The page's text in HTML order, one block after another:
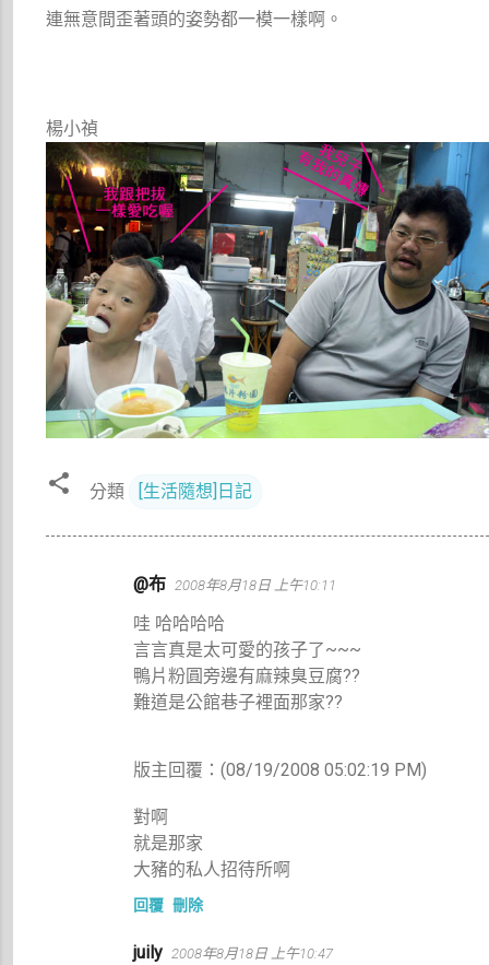
連無意間歪著頭的姿勢都一模一樣啊。
楊小禎
分類 [生活隨想]日記
@布 2008年8月18日 上午10:11
哇 哈哈哈哈
言言真是太可愛的孩子了~~~
鴨片粉圓旁邊有麻辣臭豆腐??
難道是公館巷子裡面那家??
版主回覆：(08/19/2008 05:02:19 PM)
對啊
就是那家
大豬的私人招待所啊
回覆 刪除
juily 2008年8月18日 上午10:47